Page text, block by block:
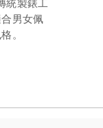
統製錶工
男女佩
。